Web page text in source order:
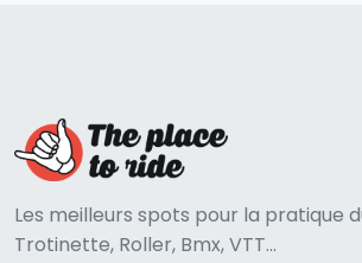
Les meilleurs spots pour la pratique
Trotinette, Roller, Bmx, VTT...